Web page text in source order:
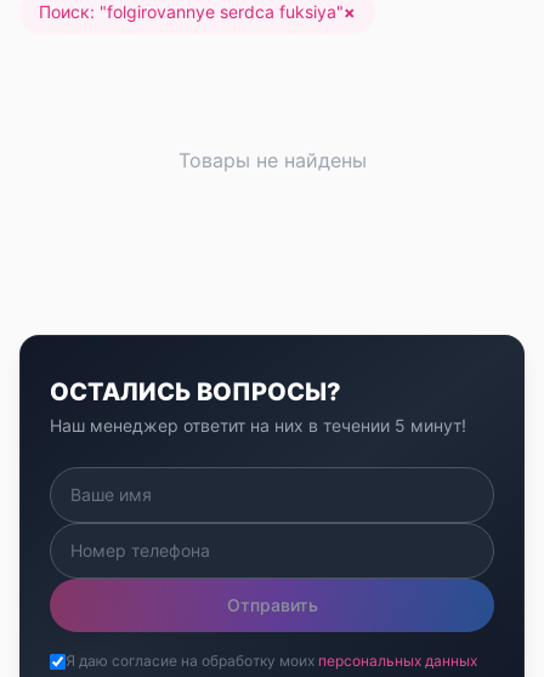
Поиск: "folgirovannye serdca fuksiya"×
Товары не найдены
ОСТАЛИСЬ ВОПРОСЫ?
Наш менеджер ответит на них в течении 5 минут!
Отправить
Я даю согласие на обработку моих персональных данных